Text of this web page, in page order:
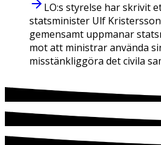
LO:s styrelse har skrivit
statsminister Ulf
gemensamt uppmanar
mot att ministrar använda
misstänkliggöra det civila